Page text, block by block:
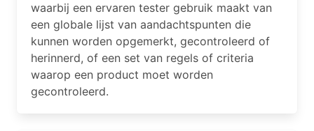
waarbij een ervaren tester gebruik maakt van
een globale lijst van aandachtspunten die
kunnen worden opgemerkt, gecontroleerd of
herinnerd, of een set van regels of criteria
waarop een product moet worden
gecontroleerd.